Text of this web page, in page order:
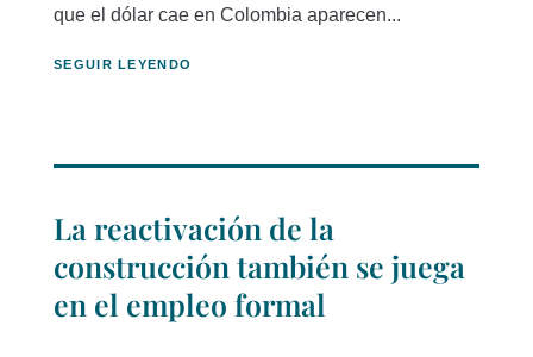
que el dólar cae en Colombia aparecen...
SEGUIR LEYENDO
La reactivación de la
construcción también se juega
en el empleo formal